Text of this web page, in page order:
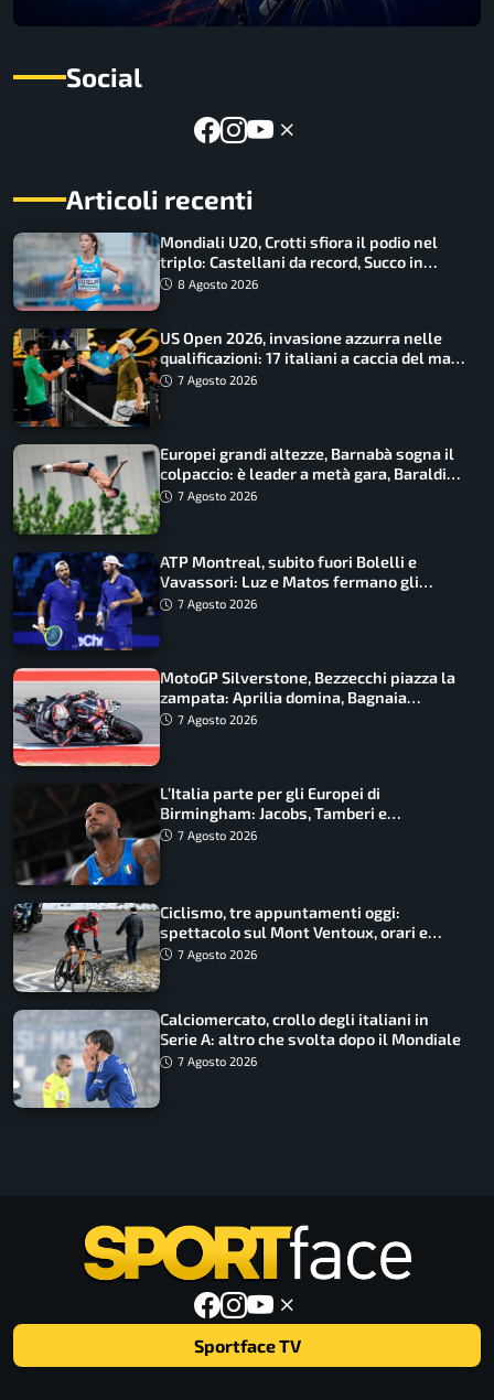
Social
Articoli recenti
Mondiali U20, Crotti sfiora il podio nel
triplo: Castellani da record, Succo in
finale
8 Agosto 2026
US Open 2026, invasione azzurra nelle
qualificazioni: 17 italiani a caccia del main
draw7 Agosto 2026
Europei grandi altezze, Barnabà sogna il
colpaccio: è leader a metà gara, Baraldi
ancora in corsa
7 Agosto 2026
ATP Montreal, subito fuori Bolelli e
Vavassori: Luz e Matos fermano gli
azzurri
7 Agosto 2026
MotoGP Silverstone, Bezzecchi piazza la
zampata: Aprilia domina, Bagnaia
costretto al Q1
7 Agosto 2026
L’Italia parte per gli Europei di
Birmingham: Jacobs, Tamberi e
Battocletti guidano una spedizione
7 Agosto 2026
Ciclismo, tre appuntamenti oggi:
spettacolo sul Mont Ventoux, orari e
come vederli
7 Agosto 2026
Calciomercato, crollo degli italiani in
Serie A: altro che svolta dopo il Mondiale
7 Agosto 2026
Sportface TV